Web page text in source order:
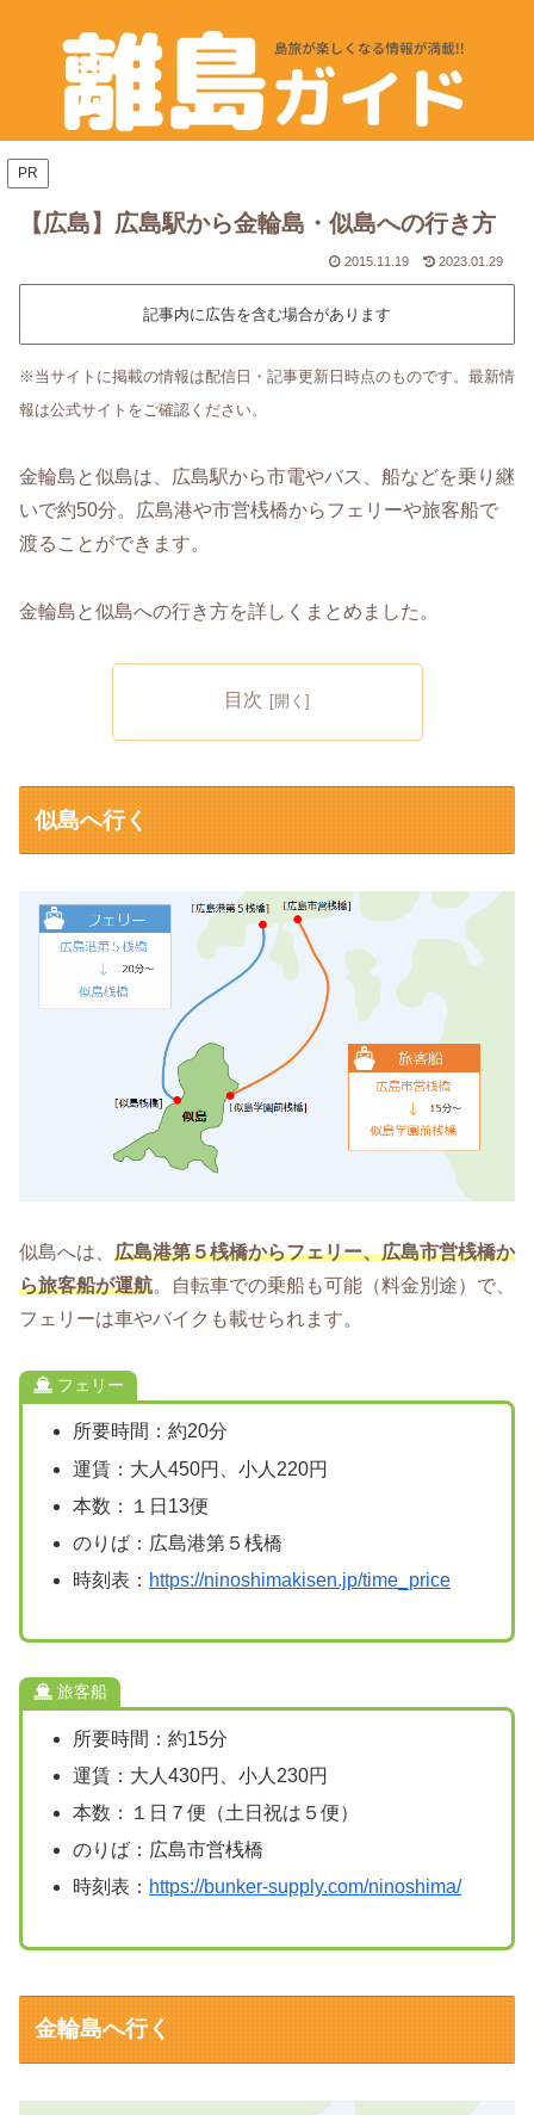
PR
【広島】広島駅から金輪島・似島への行き方
2015.11.19 2023.01.29
記事内に広告を含む場合があります
※当サイトに掲載の情報は配信日・記事更新日時点のものです。最新情
報は公式サイトをご確認ください。
金輪島と似島は、広島駅から市電やバス、船などを乗り継
いで約50分。広島港や市営桟橋からフェリーや旅客船で
渡ることができます。
金輪島と似島への行き方を詳しくまとめました。
目次
似島へ行く
似島へは、 広島港第５桟橋からフェリー、広島市営桟橋か
ら旅客船が運航。自転車での乗船も可能（料金別途）で、
フェリーは車やバイクも載せられます。
フェリー
所要時間：約20分
運賃：大人450円、小人220円
本数：１日13便
のりば：広島港第５桟橋
時刻表： https://ninoshimakisen.jp/time_price
旅客船
所要時間：約15分
運賃：大人430円、小人230円
本数：１日７便（土日祝は５便）
のりば：広島市営桟橋
時刻表： https://bunker-supply.com/ninoshima/
金輪島へ行く